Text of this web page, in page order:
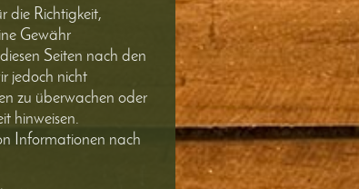
die Richtigkeit,
Gewähr
Seiten nach den
jedoch nicht
zu überwachen oder
hinweisen.
Informationen nach